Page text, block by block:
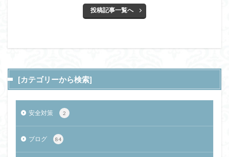
投稿記事一覧へ
[カテゴリーから検索]
安全対策 2
ブログ 84